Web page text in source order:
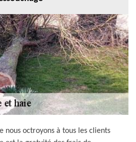
nous octroyons à tous les clients